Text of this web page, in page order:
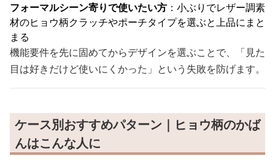
フォーマルシーン寄りで使いたい方 ：小ぶりでレザー調素
材のヒョウ柄クラッチやポーチタイプを選ぶと上品にまと
まる
機能要件を先に固めてからデザインを選ぶことで、「見た
目は好きだけど使いにくかった」という失敗を防げます。
ケース別おすすめパターン｜ヒョウ柄のかば
んはこんな人に